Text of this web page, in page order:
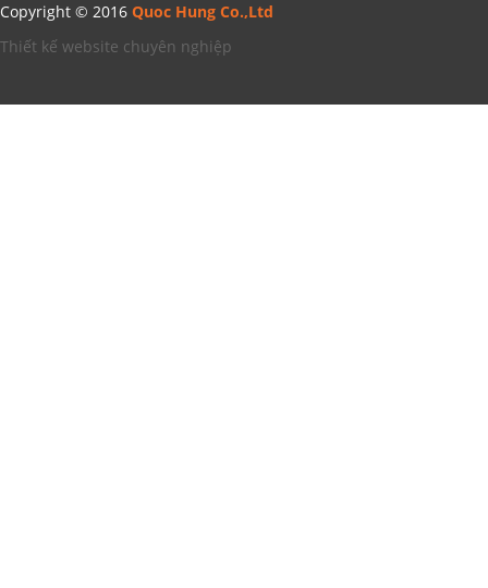
Copyright © 2016 Quoc Hung Co.,Ltd
Thiết kế website chuyên nghiệp